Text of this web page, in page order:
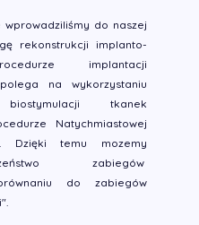
wprowadziliśmy do naszej
rekonstrukcji implanto-
implantacji
na wykorzystaniu
tkanek
Natychmiastowej
Dzięki temu mozemy
zabiegów
do zabiegów